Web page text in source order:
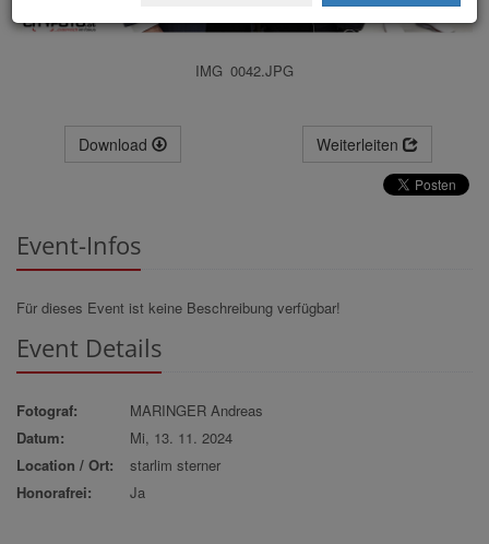
IMG_0042.JPG
Download Weiterleiten
Event-Infos
Für dieses Event ist keine Beschreibung verfügbar!
Event Details
Fotograf:
MARINGER Andreas
Datum:
Mi, 13. 11. 2024
Location / Ort:
starlim sterner
Honorafrei:
Ja